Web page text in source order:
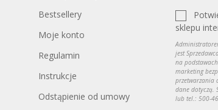
Bestsellery
Moje konto
Regulamin
Instrukcje
Odstąpienie od umowy
sklepu
jest
na
marketing
przetwarzania
dane dotyczą.
lub tel.: 500-